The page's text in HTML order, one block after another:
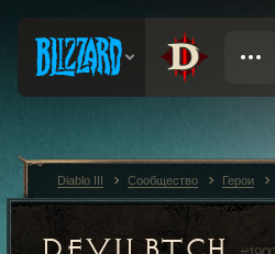
Diablo III Сообщество Герои